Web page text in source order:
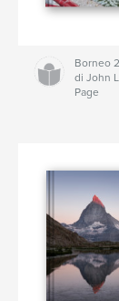
Borneo
di John
Page